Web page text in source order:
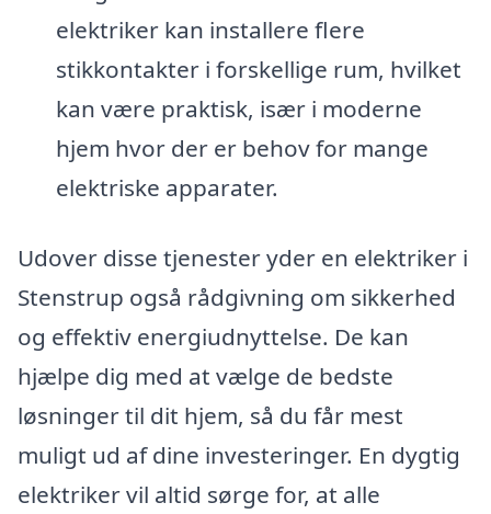
elektriker kan installere flere
stikkontakter i forskellige rum, hvilket
kan være praktisk, især i moderne
hjem hvor der er behov for mange
elektriske apparater.
Udover disse tjenester yder en elektriker i
Stenstrup også rådgivning om sikkerhed
og effektiv energiudnyttelse. De kan
hjælpe dig med at vælge de bedste
løsninger til dit hjem, så du får mest
muligt ud af dine investeringer. En dygtig
elektriker vil altid sørge for, at alle